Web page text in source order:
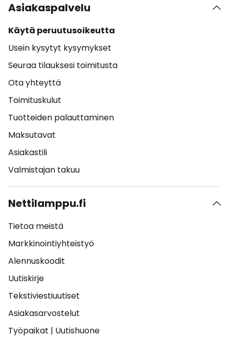
Asiakaspalvelu
Käytä peruutusoikeutta
Usein kysytyt kysymykset
Seuraa tilauksesi toimitusta
Ota yhteyttä
Toimituskulut
Tuotteiden palauttaminen
Maksutavat
Asiakastili
Valmistajan takuu
Nettilamppu.fi
Tietoa meistä
Markkinointiyhteistyö
Alennuskoodit
Uutiskirje
Tekstiviestiuutiset
Asiakasarvostelut
Työpaikat | Uutishuone